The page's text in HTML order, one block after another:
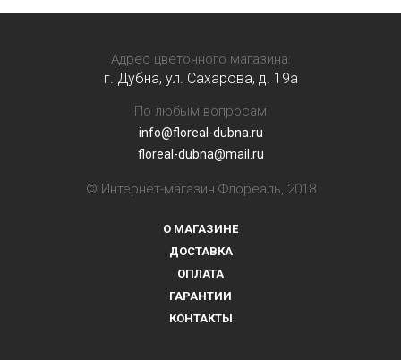
Адрес цветочного магазина:
г. Дубна, ул. Сахарова, д. 19a
По любым вопросам
info@floreal-dubna.ru
floreal-dubna@mail.ru
© Интернет-магазин Флореаль, 2018
О МАГАЗИНЕ
ДОСТАВКА
ОПЛАТА
ГАРАНТИИ
КОНТАКТЫ